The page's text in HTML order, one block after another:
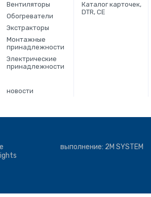
Вентиляторы
Обогреватели
Экстракторы
Монтажные
принадлежности
Электрические
принадлежности
новости
Каталог карточек,
DTR, CE
выполнение: 2M SYSTEM